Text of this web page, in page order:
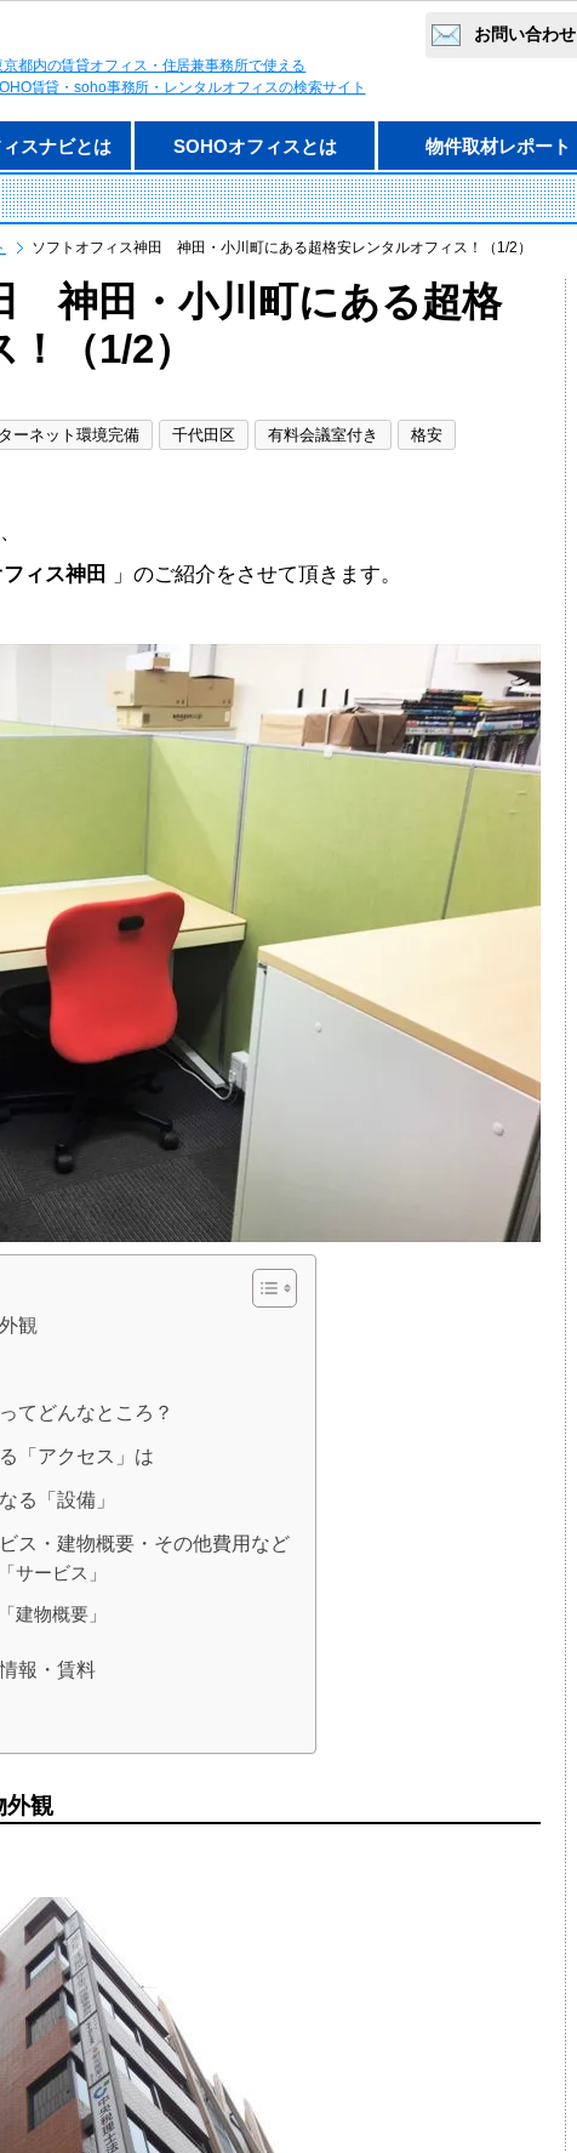
京都内の賃貸オフィス・住居兼事務所で使える
賃貸・soho事務所・レンタルオフィスの検索サイト
お問い合わせ
スナビとは SOHOオフィスとは 物件取材レポート
ソフトオフィス神田 神田・小川町にある超格安レンタルオフィス！（1/2）
神田・小川町にある超格
（1/2）
ーネット環境完備 千代田区 有料会議室付き
格安
ィス神田 」のご紹介をさせて頂きます。
観
てどんなところ？
「アクセス」は
る「設備」
ス・建物概要・その他費用など
サービス」
建物概要」
報・賃料
外観